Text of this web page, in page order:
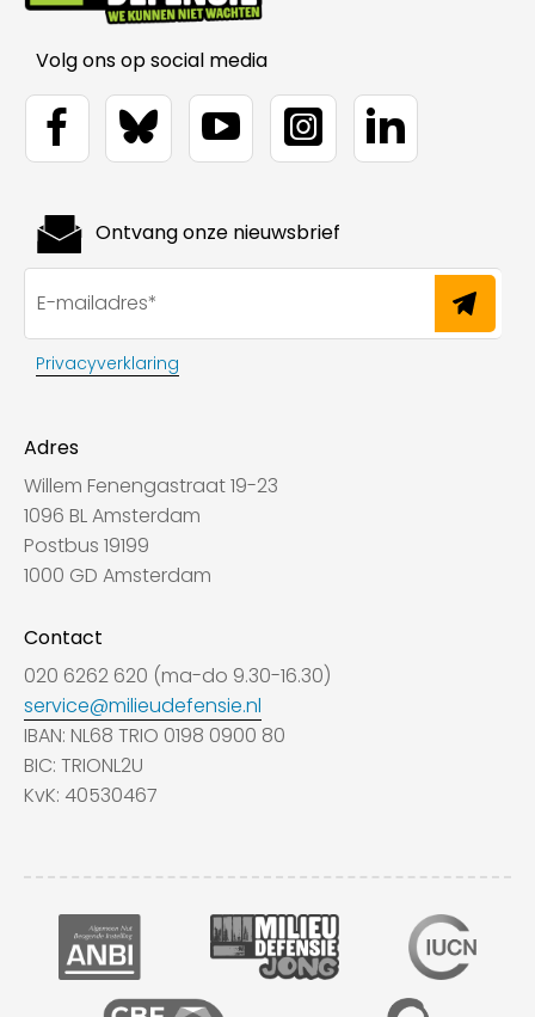
Volg ons op social media
Adres
Willem Fenengastraat 19-23
1096 BL Amsterdam
Postbus 19199
1000 GD Amsterdam
Contact
020 6262 620 (ma-do 9.30-16.30)
service@milieudefensie.nl
IBAN: NL68 TRIO 0198 0900 80
BIC: TRIONL2U
KvK: 40530467
Ontvang onze nieuwsbrief
Privacyverklaring